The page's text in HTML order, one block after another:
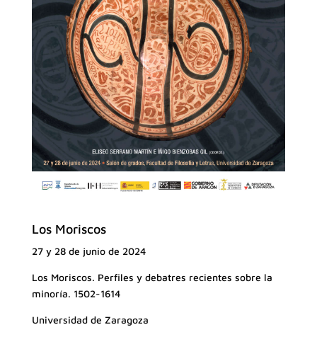
Los Moriscos
27 y 28 de junio de 2024
Los Moriscos. Perfiles y debatres recientes sobre la
minoría. 1502-1614
Universidad de Zaragoza